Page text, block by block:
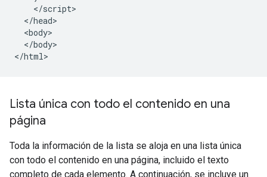
    </script>
  </head>
  <body>
  </body>
</html>
Lista única con todo el contenido en una
página
Toda la información de la lista se aloja en una lista única
con todo el contenido en una página, incluido el texto
completo de cada elemento. A continuación, se incluye un